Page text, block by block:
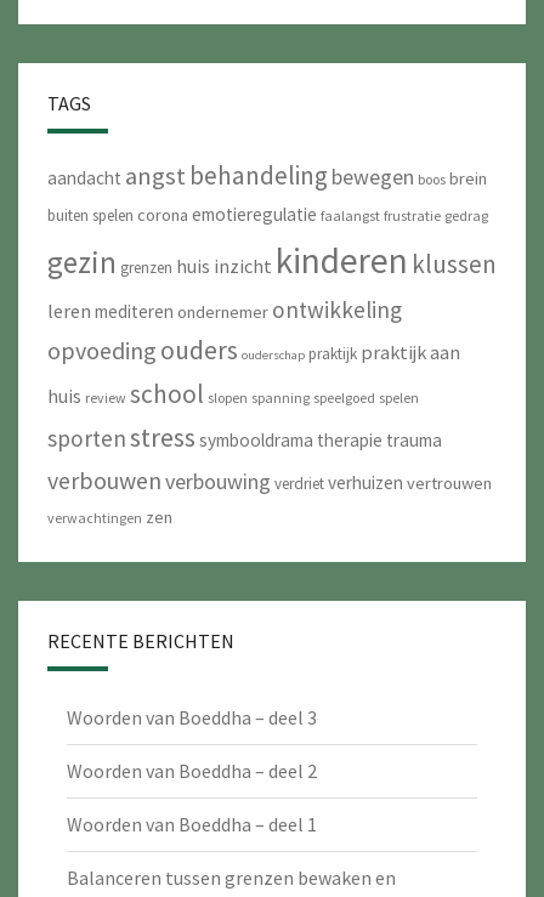
TAGS
aandacht angst behandeling bewegen boos brein
buiten spelen corona emotieregulatie faalangst frustratie gedrag
gezin grenzen huis inzicht kinderen klussen
leren mediteren ondernemer ontwikkeling
opvoeding ouders ouderschap praktijk praktijk aan
huis review school slopen spanning speelgoed spelen
sportenstress symbooldrama therapie trauma
verbouwenverbouwing verdrietverhuizen vertrouwen
verwachtingen zen
RECENTE BERICHTEN
Woorden van Boeddha – deel 3
Woorden van Boeddha – deel 2
Woorden van Boeddha – deel 1
Balanceren tussen grenzen bewaken en